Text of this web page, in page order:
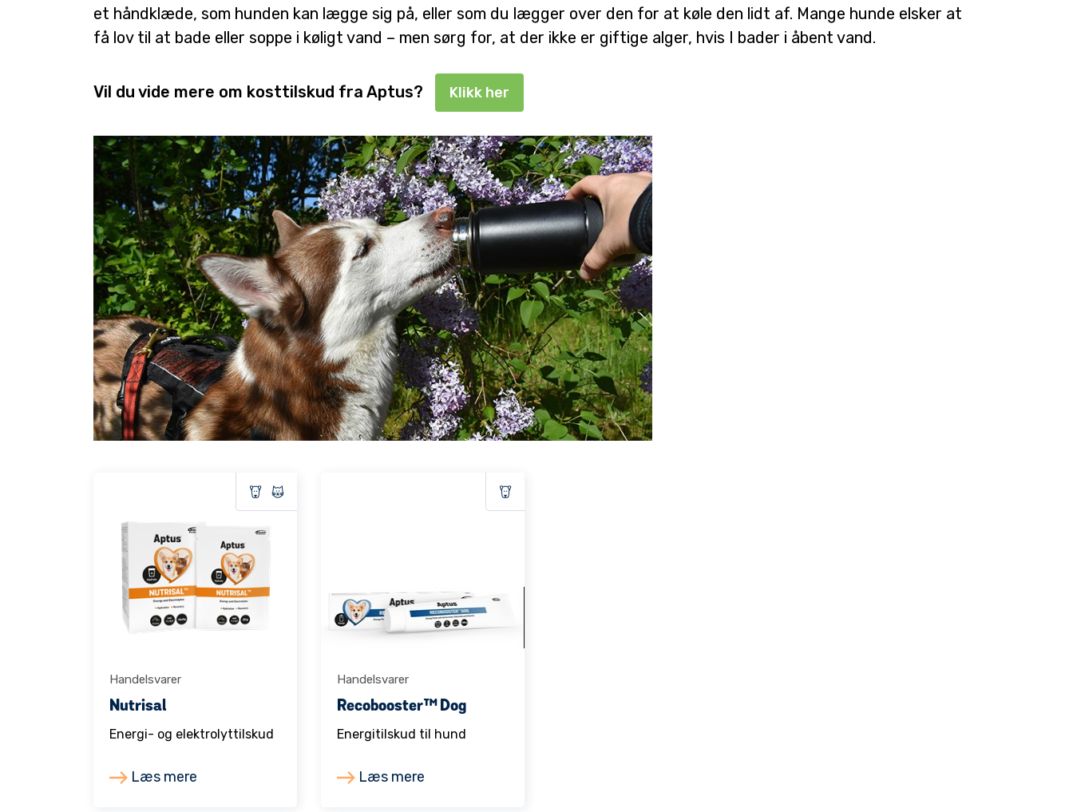
et håndklæde, som hunden kan lægge sig på, eller som du lægger over den for at køle den lidt af. Mange hunde elsker at
få lov til at bade eller soppe i køligt vand – men sørg for, at der ikke er giftige alger, hvis I bader i åbent vand.
Vil du vide mere om kosttilskud fra Aptus? Klikk her
Handelsvarer
Nutrisal
Energi- og elektrolyttilskud
Læs mere
Handelsvarer
Recobooster™ Dog
Energitilskud til hund
Læs mere